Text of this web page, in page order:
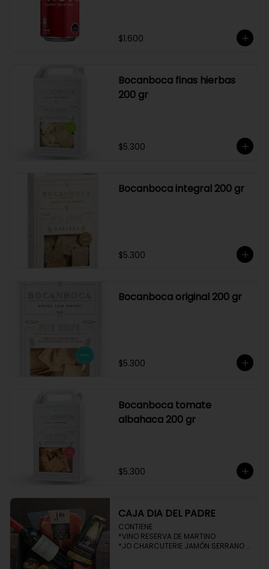
$1.600
Bocanboca finas hierbas
200 gr
$5.300
Bocanboca integral 200 gr
$5.300
Bocanboca original 200 gr
$5.300
Bocanboca tomate
albahaca 200 gr
$5.300
CAJA DIA DEL PADRE
CONTIENE
*VINO RESERVA DE MARTINO
*JO CHARCUTERIE JAMÓN SERRANO